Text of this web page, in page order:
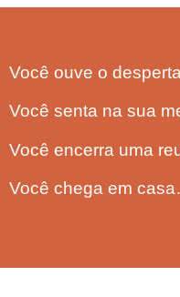
Você ouve o
Você senta na sua
Você encerra uma
Você chega em